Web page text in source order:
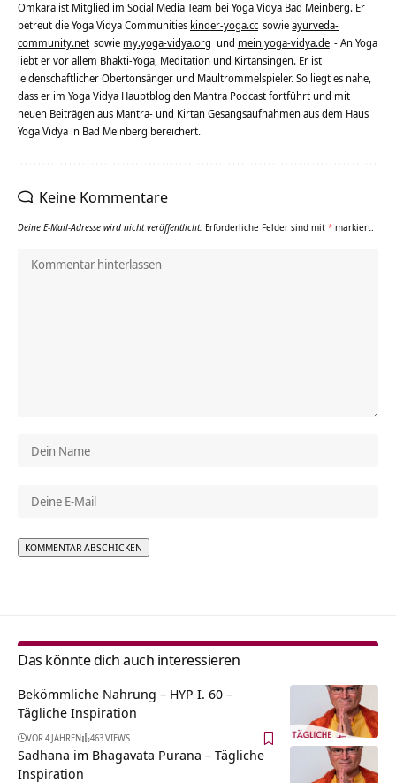
Omkara ist Mitglied im Social Media Team bei Yoga Vidya Bad Meinberg. Er
betreut die Yoga Vidya Communities kinder-yoga.cc sowieayurveda-
community.net sowie my.yoga-vidya.org und mein.yoga-vidya.de - An Yoga
liebt er vor allem Bhakti-Yoga, Meditation und Kirtansingen. Er ist
leidenschaftlicher Obertonsänger und Maultrommelspieler. So liegt es nahe,
dass er im Yoga Vidya Hauptblog den Mantra Podcast fortführt und mit
neuen Beiträgen aus Mantra- und Kirtan Gesangsaufnahmen aus dem Haus
Yoga Vidya in Bad Meinberg bereichert.
Keine Kommentare
Deine E-Mail-Adresse wird nicht veröffentlicht. Erforderliche Felder sind mit * markiert.
Das könnte dich auch interessieren
Bekömmliche Nahrung – HYP I. 60 –
Tägliche Inspiration
VOR 4 JAHREN 463 VIEWS
Sadhana im Bhagavata Purana – Tägliche
Inspiration